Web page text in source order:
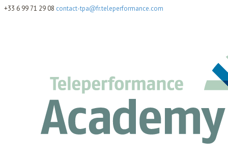
+33 6 99 71 29 08 contact-tpa@fr.teleperformance.com